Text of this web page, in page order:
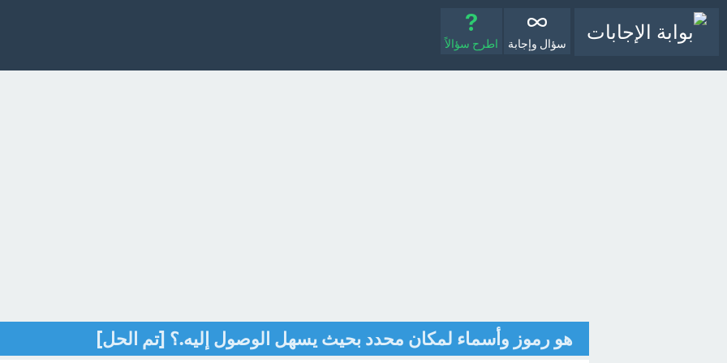
سؤال وإجابة اطرح سؤالاً
هو رموز وأسماء لمكان محدد بحيث يسهل الوصول إليه.؟ [تم الحل]